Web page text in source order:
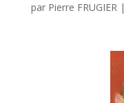
par Pierre FRUGIER|